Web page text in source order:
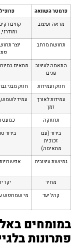
פרמטר השוואה פרופיל
מראה ועיצוב
קווים דקים
ומודרני,
תחושת מרחב
יוצר תחושה
התאמה לעיצוב
פנים
מתאים במיוחד
חוזק ועמידות
חוזק מבני גבוה
עמידות לאורך
עמיד לשמש, לחות
תחזוקה
כמעט
בידוד (עם
זכוכית
מתאימה)
בידוד טוב
גמישות עיצובית
אפשרויות
מחיר יקר יותר
קהל יעד
מי שמחפש עיצוב
במומחים
פתרונות